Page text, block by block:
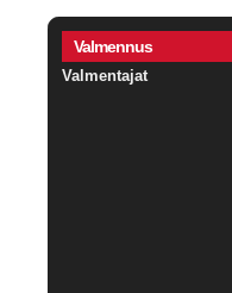
Valmennus
Valmentajat